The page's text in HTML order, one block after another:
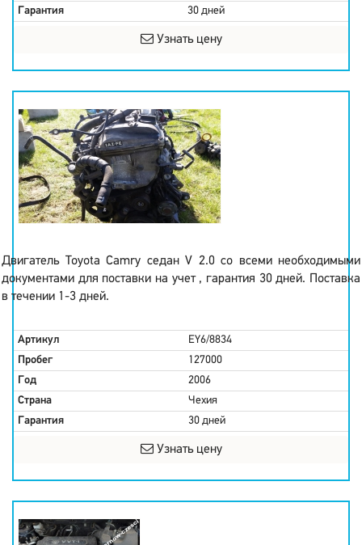
Гарантия
30 дней
Узнать цену
Двигатель Toyota Camry седан V 2.0 со всеми необходимыми
документами для поставки на учет , гарантия 30 дней. Поставка
в течении 1-3 дней.
Артикул
EY6/8834
Пробег
127000
Год
2006
Страна
Чехия
Гарантия
30 дней
Узнать цену